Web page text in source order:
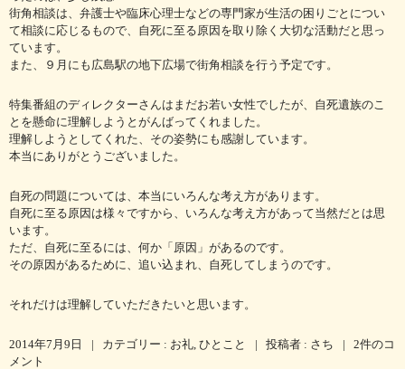
街角相談は、弁護士や臨床心理士などの専門家が生活の困りごとについ
て相談に応じるもので、自死に至る原因を取り除く大切な活動だと思っ
ています。
また、９月にも広島駅の地下広場で街角相談を行う予定です。
特集番組のディレクターさんはまだお若い女性でしたが、自死遺族のこ
とを懸命に理解しようとがんばってくれました。
理解しようとしてくれた、その姿勢にも感謝しています。
本当にありがとうございました。
自死の問題については、本当にいろんな考え方があります。
自死に至る原因は様々ですから、いろんな考え方があって当然だとは思
います。
ただ、自死に至るには、何か「原因」があるのです。
その原因があるために、追い込まれ、自死してしまうのです。
それだけは理解していただきたいと思います。
2014年7月9日 | カテゴリー : お礼, ひとこと | 投稿者 : さち |
2件のコ
メント